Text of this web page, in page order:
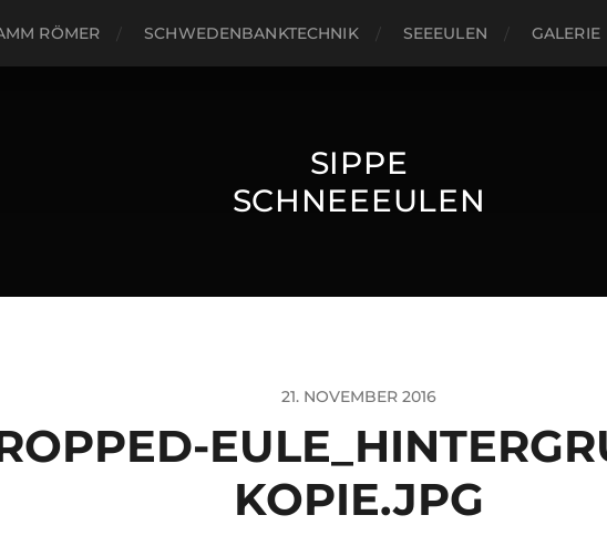
RÖMER SCHWEDENBANKTECHNIK SEEEULEN GALERIE
SIPPE
SCHNEEEULEN
21. NOVEMBER 2016
KOPIE.JPG